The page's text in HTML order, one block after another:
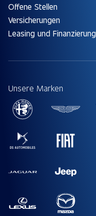
Offene Stellen
Versicherungen
Leasing und Finanzierung
Unsere Marken